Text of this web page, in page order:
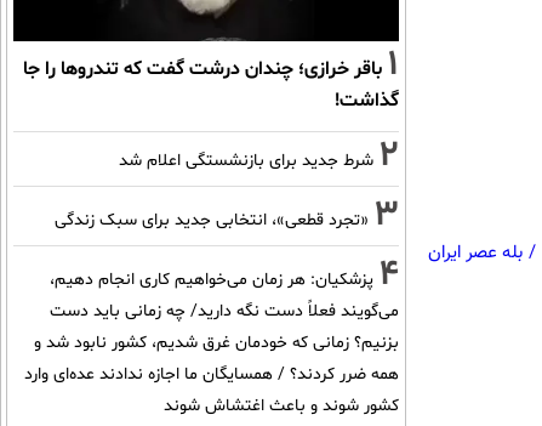
/ بله عصر ایران
1 باقر خرازی؛ چندان درشت گفت که تندروها را جا
گذاشت!
2 شرط جدید برای بازنشستگی اعلام شد
3 «تجرد قطعی»، انتخابی جدید برای سبک زندگی
4 پزشکیان: هر زمان می‌خواهیم کاری انجام دهیم،
می‌گویند فعلاً دست نگه دارید/ چه زمانی باید دست
بزنیم؟ زمانی که خودمان غرق شدیم، کشور نابود شد و
همه ضرر کردند؟ / همسایگان ما اجازه ندادند عده‌ای وارد
کشور شوند و باعث اغتشاش شوند